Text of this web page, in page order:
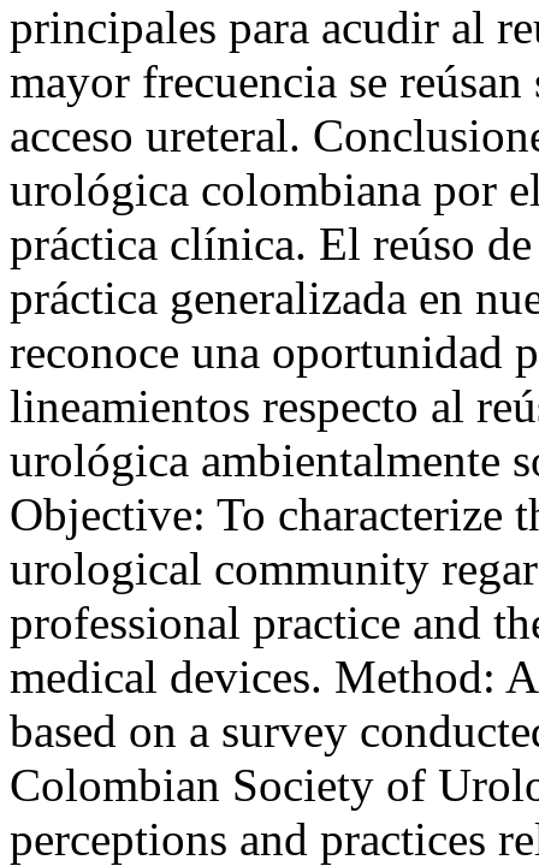
principales para acudir al
mayor frecuencia se
acceso ureteral.
urológica colombiana por
práctica clínica. El reúso
práctica generalizada en
reconoce una oportunidad
lineamientos respecto al
urológica ambientalmente
Objective: To characterize
urological community
professional practice and
medical devices. Method:
based on a survey
Colombian Society of
perceptions and practices